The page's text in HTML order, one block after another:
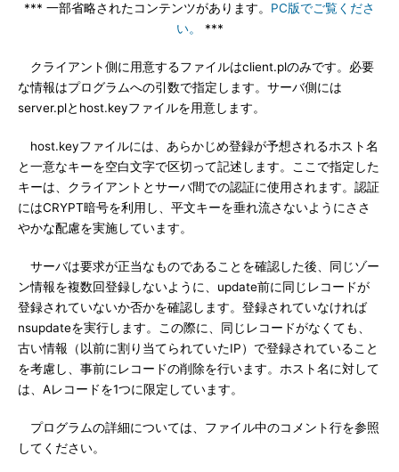
*** 一部省略されたコンテンツがあります。 PC版でご覧くださ
い。
***
クライアント側に用意するファイルはclient.plのみです。必要
な情報はプログラムへの引数で指定します。サーバ側には
server.plとhost.keyファイルを用意します。
host.keyファイルには、あらかじめ登録が予想されるホスト名
と一意なキーを空白文字で区切って記述します。ここで指定した
キーは、クライアントとサーバ間での認証に使用されます。認証
にはCRYPT暗号を利用し、平文キーを垂れ流さないようにささ
やかな配慮を実施しています。
サーバは要求が正当なものであることを確認した後、同じゾー
ン情報を複数回登録しないように、update前に同じレコードが
登録されていないか否かを確認します。登録されていなければ
nsupdateを実行します。この際に、同じレコードがなくても、
古い情報（以前に割り当てられていたIP）で登録されていること
を考慮し、事前にレコードの削除を行います。ホスト名に対して
は、Aレコードを1つに限定しています。
プログラムの詳細については、ファイル中のコメント行を参照
してください。